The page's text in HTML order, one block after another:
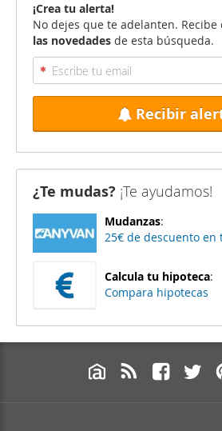
¡Crea tu alerta!
No dejes que te adelanten.
las novedades de esta búsqueda.
Recibir
¿Te mudas? ¡Te ayudamos!
Mudanzas:
25€ de descuento en
Calcula tu hipoteca:
Compara hipotecas